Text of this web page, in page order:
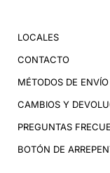
LOCALES
CONTACTO
MÉTODOS DE ENVÍO
CAMBIOS Y
PREGUNTAS
BOTÓN DE